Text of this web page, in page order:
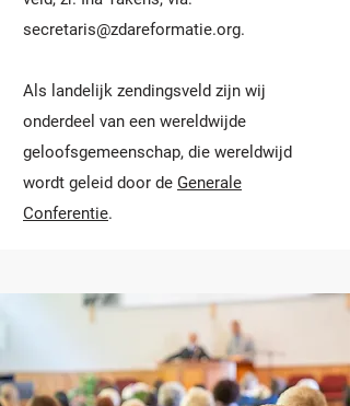
secretaris@zdareformatie.org.
Als landelijk zendingsveld zijn wij
onderdeel van een wereldwijde
geloofsgemeenschap, die wereldwijd
wordt geleid door de Generale
Conferentie.